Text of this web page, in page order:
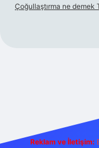
Çoğullaştırma ne demek
Reklam ve İletişim: